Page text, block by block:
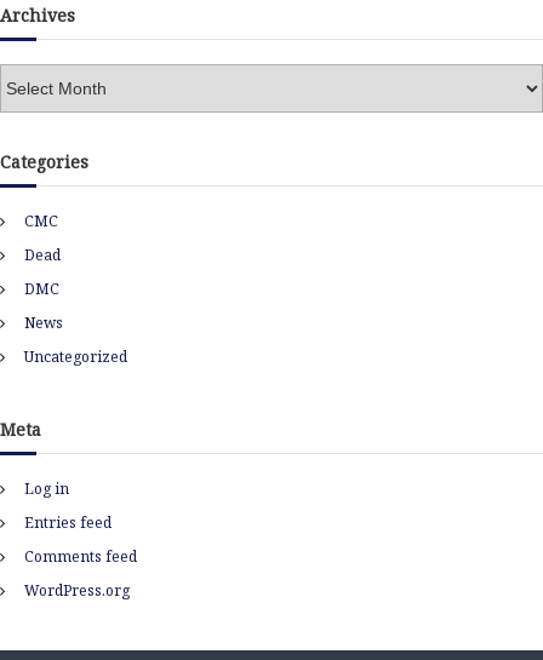
Archives
h
e
s
Categories
CMC
Dead
DMC
News
Uncategorized
Meta
Log in
Entries feed
Comments feed
WordPress.org